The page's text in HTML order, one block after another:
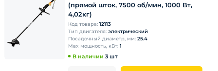
(прямой шток, 7500 об/мин, 1000 Вт,
4,02кг)
Код товара: 12113
Тип двигателя: электрический
Посадочный диаметр, мм: 25.4
Max мощность, кВт: 1
В наличии 3 шт